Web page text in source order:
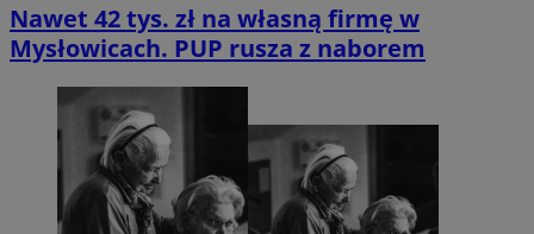
Nawet 42 tys. zł na własną firmę w
Mysłowicach. PUP rusza z naborem